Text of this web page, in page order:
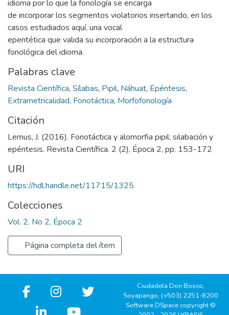
idioma por lo que la fonología se encarga
de incorporar los segmentos violatorios insertando, en los
casos estudiados aquí, una vocal
epentética que valida su incorporación a la estructura
fonológica del idioma.
Palabras clave
Revista Científica, Sílabas, Pipil, Náhuat, Epéntesis,
Extrametricalidad, Fonotáctica, Morfofonología
Citación
Lemus, J. (2016). Fonotáctica y alomorfia pipil: silabación y
epéntesis. Revista Científica. 2 (2), Época 2, pp. 153-172
URI
https://hdl.handle.net/11715/1325
Colecciones
Vol. 2, No 2, Época 2
Página completa del ítem
Ciudadela Don Bosco,
Soyapango, (+503) 2251-8200
Software DSpace copyright ©